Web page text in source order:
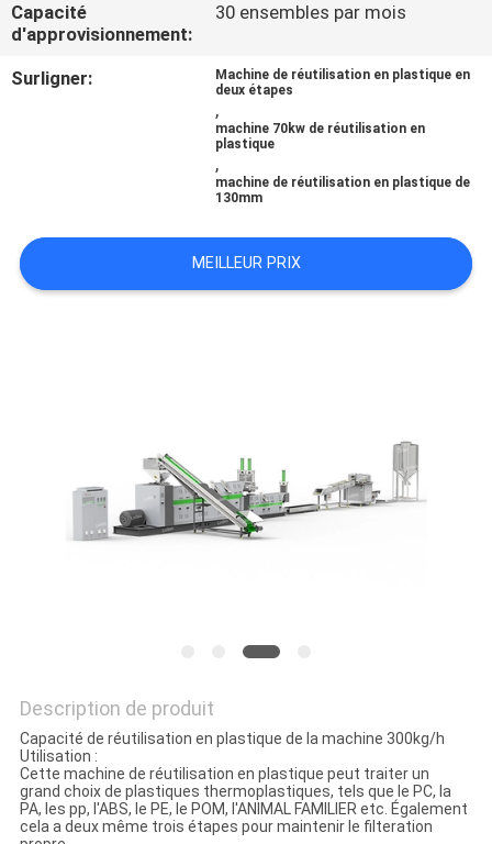
NOUVELLES
PLAN
Capacité
d'approvisionnement:
30 ensembles par mois
Surligner:
Machine de réutilisation en plastique en
deux étapes
,
machine 70kw de réutilisation en
plastique
,
machine de réutilisation en plastique de
130mm
MEILLEUR PRIX
Description de produit
Capacité de réutilisation en plastique de la machine 300kg/h
Utilisation :
Cette machine de réutilisation en plastique peut traiter un
grand choix de plastiques thermoplastiques, tels que le PC, la
PA, les pp, l'ABS, le PE, le POM, l'ANIMAL FAMILIER etc. Également
cela a deux même trois étapes pour maintenir le filteration